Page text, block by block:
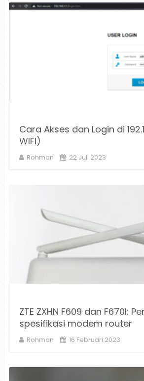
Cara Akses dan Login di
WIFI)
Rohman 22 Juli 2023
ZTE ZXHN F609 dan F670l:
spesifikasi modem router
Rohman 16 Februari 2023